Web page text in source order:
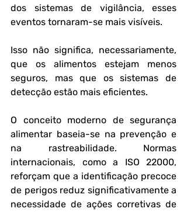
dos sistemas de vigilância, esses
eventos tornaram-se mais visíveis.
Isso não significa, necessariamente,
que os alimentos estejam menos
seguros, mas que os sistemas de
detecção estão mais eficientes.
O conceito moderno de segurança
alimentar baseia-se na prevenção e
na rastreabilidade. Normas
internacionais, como a ISO 22000,
reforçam que a identificação precoce
de perigos reduz significativamente a
necessidade de ações corretivas de